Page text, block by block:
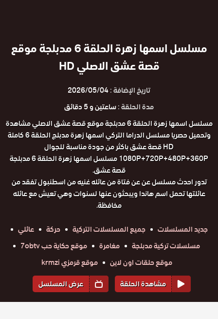
مسلسل اسمها زهرة الحلقة 6 مدبلجة موقع
قصة عشق الاصلي HD
تاريخ الإضافة :2026/05/04
مدة الحلقة :ساعتين و 5 دقائق
مسلسل اسمها زهرة الحلقة 6 مدبلجة موقع قصة عشق الاصلي مشاهدة
وتحميل حصريا مسلسل الدراما التركي اسمها زهرة مدبلج الحلقة 6 كاملة
HD قصة عشق باكثر من جودة مناسبة للجوال
1080P+720P+480P+360P مسلسل اسمها زهرة الحلقة 6 مدبلجة
قصة عشق.
تدور احدث مسلسل عن عن فتاة من عائله غنيه من اسطنبول تفقد من
عائلتها تحمل اسم هاندا ويبحثون عنها لسنوات وهي تعيش مع عائله
مخافظة.
جديد المسلسلات
جميع المسلسلات التركية حركة
عائلي
مسلسلات تركية مدبلجة
مغامرة
موقع حكاية حب 7obtv
موقع حلقات اون لاين
موقع قرمزي krmzi
مشاهدة الحلقة
عرض المسلسل